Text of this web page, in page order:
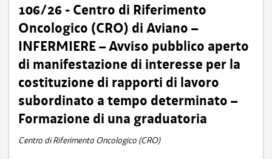
106/26 - Centro di Riferimento
Oncologico (CRO) di Aviano –
INFERMIERE – Avviso pubblico aperto
di manifestazione di interesse per la
costituzione di rapporti di lavoro
subordinato a tempo determinato –
Formazione di una graduatoria
Centro di Riferimento Oncologico (CRO)